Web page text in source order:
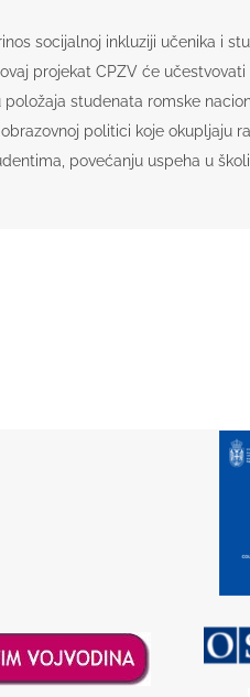
socijalnoj inkluziji učenika i
projekat CPZV će
studenata romske
politici koje okupljaju
povećanju uspeha u